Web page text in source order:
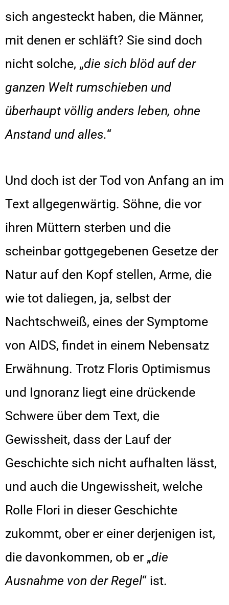
sich angesteckt haben, die Männer,
mit denen er schläft? Sie sind doch
nicht solche, „die sich blöd auf der
ganzen Welt rumschieben und
überhaupt völlig anders leben, ohne
Anstand und alles.“
Und doch ist der Tod von Anfang an im
Text allgegenwärtig. Söhne, die vor
ihren Müttern sterben und die
scheinbar gottgegebenen Gesetze der
Natur auf den Kopf stellen, Arme, die
wie tot daliegen, ja, selbst der
Nachtschweiß, eines der Symptome
von AIDS, findet in einem Nebensatz
Erwähnung. Trotz Floris Optimismus
und Ignoranz liegt eine drückende
Schwere über dem Text, die
Gewissheit, dass der Lauf der
Geschichte sich nicht aufhalten lässt,
und auch die Ungewissheit, welche
Rolle Flori in dieser Geschichte
zukommt, ober er einer derjenigen ist,
die davonkommen, ob er „die
Ausnahme von der Regel“ ist.